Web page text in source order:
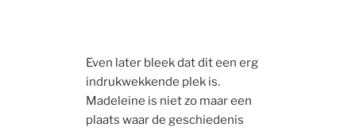
Even later bleek dat dit een erg
indrukwekkende plek is.
Madeleine is niet zo maar een
plaats waar de geschiedenis